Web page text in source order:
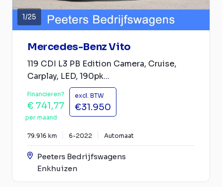
1/25
Mercedes-Benz Vito
119 CDI L3 PB Edition Camera, Cruise,
Carplay, LED, 190pk...
Financieren?
€ 741,77
per maand
excl. BTW
€31.950
79.916 km 6-2022 Automaat
Peeters Bedrijfswagens
Enkhuizen